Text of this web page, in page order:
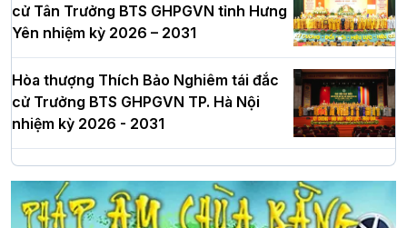
cử Tân Trưởng BTS GHPGVN tỉnh Hưng
Yên nhiệm kỳ 2026 – 2031
Hòa thượng Thích Bảo Nghiêm tái đắc
cử Trưởng BTS GHPGVN TP. Hà Nội
nhiệm kỳ 2026 - 2031
Hà Nội: Long trọng lễ khởi công xây
dựng Trung tâm văn hóa Phật giáo Thủ
đô